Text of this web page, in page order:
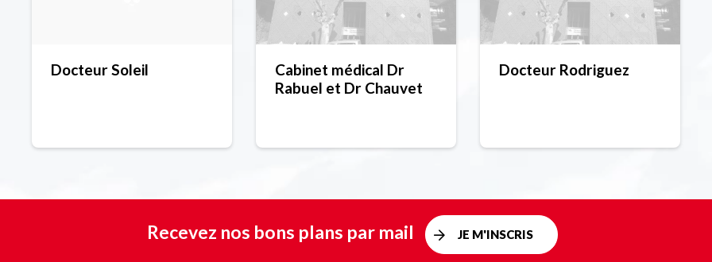
Docteur Soleil
Cabinet médical Dr
Rabuel et Dr Chauvet
Docteur Rodriguez
Recevez nos bons plans par mail JE M'INSCRIS